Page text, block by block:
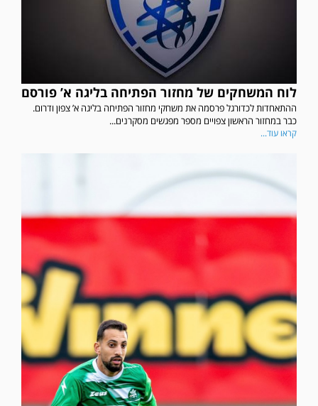
לוח המשחקים של מחזור הפתיחה בליגה א’ פורסם
ההתאחדות לכדורגל פרסמה את משחקי מחזור הפתיחה בליגה א’ צפון ודרום.
כבר במחזור הראשון צפויים מספר מפגשים מסקרנים...
קראו עוד...